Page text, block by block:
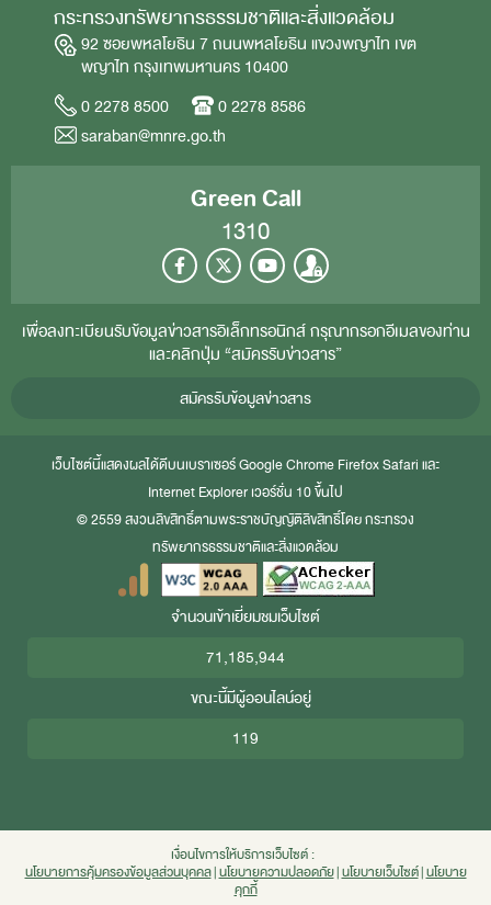
กระทรวงทรัพยากรธรรมชาติและสิ่งแวดล้อม
92 ซอยพหลโยธิน 7 ถนนพหลโยธิน แขวงพญาไท เขต
พญาไท กรุงเทพมหานคร 10400
0 2278 8500
0 2278 8586
saraban@mnre.go.th
Green Call
1310
เพื่อลงทะเบียนรับข้อมูลข่าวสารอิเล็กทรอนิกส์ กรุณากรอกอีเมลของท่าน
และคลิกปุ่ม “สมัครรับข่าวสาร”
สมัครรับข้อมูลข่าวสาร
เว็บไซต์นี้แสดงผลได้ดีบนเบราเซอร์Google Chrome FirefoxSafari และ
Internet Explorer เวอร์ชั่น 10 ขึ้นไป
© 2559 สงวนลิขสิทธิ์ตามพระราชบัญญัติลิขสิทธิ์โดย กระทรวง
ทรัพยากรธรรมชาติและสิ่งแวดล้อม
จำนวนเข้าเยี่ยมชมเว็บไซต์
71,185,944
ขณะนี้มีผู้ออนไลน์อยู่
119
เงื่อนไขการให้บริการเว็บไซต์ :
นโยบายการคุ้มครองข้อมูลส่วนบุคคล|นโยบายความปลอดภัย|นโยบายเว็บไซต์|นโยบาย
คุกกี้